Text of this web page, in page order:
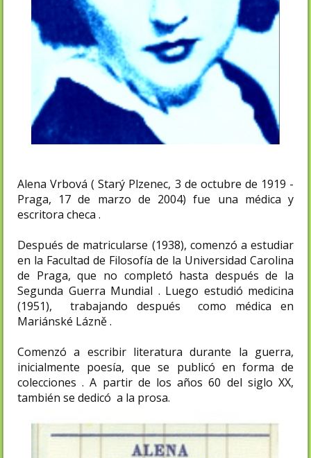
Alena Vrbová ( Starý Plzenec, 3 de octubre de 1919 -
Praga, 17 de marzo de 2004) fue una médica y
escritora checa .
Después de matricularse (1938), comenzó a estudiar
en la Facultad de Filosofía de la Universidad Carolina
de Praga, que no completó hasta después de la
Segunda Guerra Mundial . Luego estudió medicina
(1951), trabajando después como médica en
Mariánské Lázně .
Comenzó a escribir literatura durante la guerra,
inicialmente poesía, que se publicó en forma de
colecciones . A partir de los años 60 del siglo XX,
también se dedicó a la prosa.